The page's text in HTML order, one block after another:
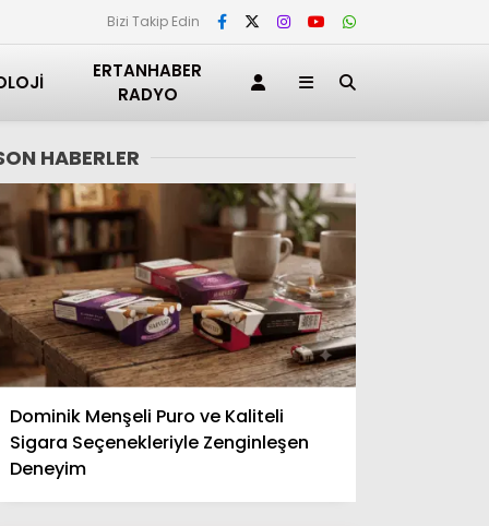
Bizi Takip Edin
ERTANHABER
RADYO
HABERLER
Dominik Menşeli Puro ve Kaliteli
Sigara Seçenekleriyle Zenginleşen
Deneyim
Adana
Adıyaman
Afyonkarahisar
Ağrı